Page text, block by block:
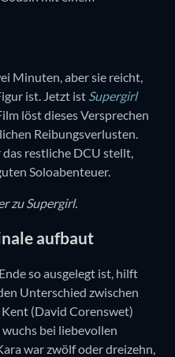
Minuten, aber sie reicht,
ist. Jetzt ist Supergirl
löst dieses Versprechen
Reibungsverlusten.
restliche DCU stellt,
Soloabenteuer.
zu Supergirl.
aufbaut
so ausgelegt ist, hilft
Unterschied zwischen
(David Corenswet)
wuchs bei liebevollen
war zwölf oder dreizehn,